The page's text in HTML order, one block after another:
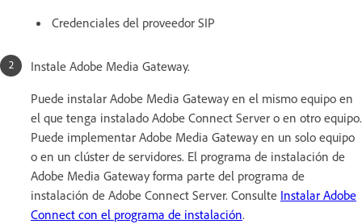
Credenciales del proveedor SIP
Instale Adobe Media Gateway.
Puede instalar Adobe Media Gateway en el mismo equipo en
el que tenga instalado Adobe Connect Server o en otro equipo.
Puede implementar Adobe Media Gateway en un solo equipo
o en un clúster de servidores. El programa de instalación de
Adobe Media Gateway forma parte del programa de
instalación de Adobe Connect Server. Consulte Instalar Adobe
Connect con el programa de instalación.